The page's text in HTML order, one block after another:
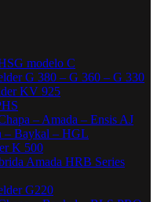
modelo C​
G 380 – G 360 – G 330
KV 925
– Amada – Ensis AJ
– Baykal – HGL
K 500
Amada HRB Series
G220